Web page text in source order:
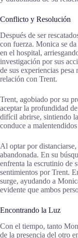
Conflicto y Resolución
Después de ser
con fuerza. Monica se
en el hospital,
investigación por sus
de sus experiencias
relación con Trent.
Trent, agobiado por su
aceptar la profundidad
difícil abrirse, sintiendo
conduce a
Al optar por
abandonada. En su
enfrenta la escrutinio de
sentimientos por Trent.
surge, ayudando a
evidente que ambos
Encontrando la Luz
Con el tiempo, tanto
de la presencia del otro